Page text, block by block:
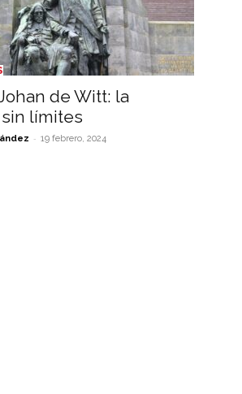
de Witt: la
límites
- 19 febrero, 2024